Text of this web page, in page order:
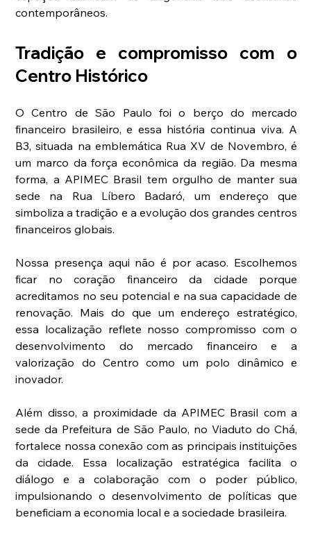
contemporâneos.
Tradição e compromisso com o
Centro Histórico
O Centro de São Paulo foi o berço do mercado
financeiro brasileiro, e essa história continua viva. A
B3, situada na emblemática Rua XV de Novembro, é
um marco da força econômica da região. Da mesma
forma, a APIMEC Brasil tem orgulho de manter sua
sede na Rua Líbero Badaró, um endereço que
simboliza a tradição e a evolução dos grandes centros
financeiros globais.
Nossa presença aqui não é por acaso. Escolhemos
ficar no coração financeiro da cidade porque
acreditamos no seu potencial e na sua capacidade de
renovação. Mais do que um endereço estratégico,
essa localização reflete nosso compromisso com o
desenvolvimento do mercado financeiro e a
valorização do Centro como um polo dinâmico e
inovador.
Além disso, a proximidade da APIMEC Brasil com a
sede da Prefeitura de São Paulo, no Viaduto do Chá,
fortalece nossa conexão com as principais instituições
da cidade. Essa localização estratégica facilita o
diálogo e a colaboração com o poder público,
impulsionando o desenvolvimento de políticas que
beneficiam a economia local e a sociedade brasileira.